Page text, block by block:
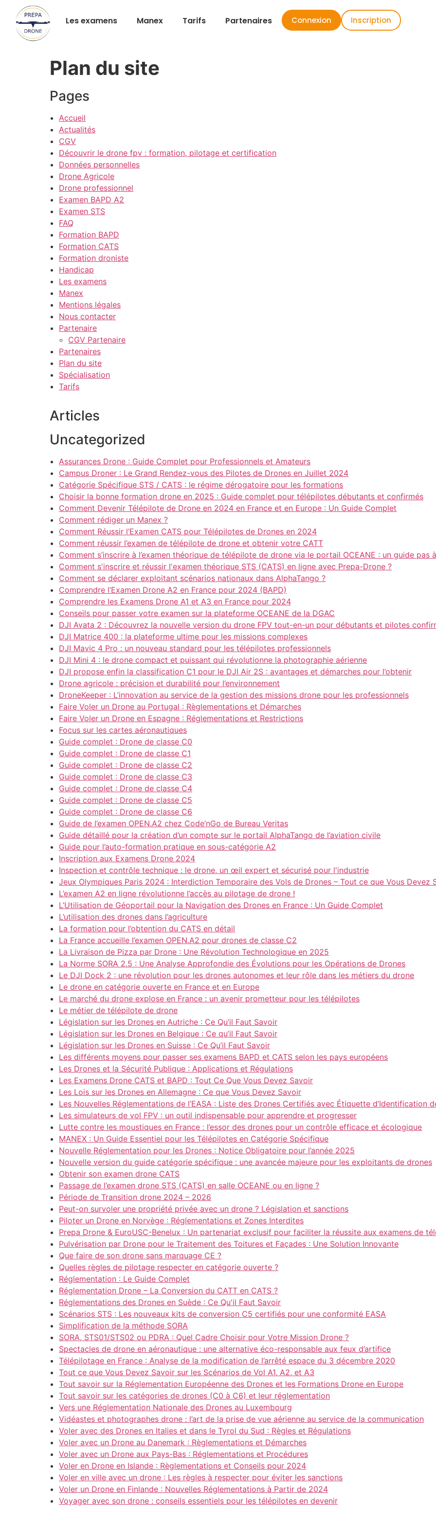
Les examens Manex Tarifs Partenaires Connexion Inscription
Plan du site
Pages
Accueil
Actualités
CGV
Découvrir le drone fpv : formation, pilotage et certification
Données personnelles
Drone Agricole
Drone professionnel
Examen BAPD A2
Examen STS
FAQ
Formation BAPD
Formation CATS
Formation droniste
Handicap
Les examens
Manex
Mentions légales
Nous contacter
Partenaire
CGV Partenaire
Partenaires
Plan du site
Spécialisation
Tarifs
Articles
Uncategorized
Assurances Drone : Guide Complet pour Professionnels et Amateurs
Campus Droner : Le Grand Rendez-vous des Pilotes de Drones en Juillet 2024
Catégorie Spécifique STS / CATS : le régime dérogatoire pour les formations
Choisir la bonne formation drone en 2025 : Guide complet pour télépilotes débutants et confirmés
Comment Devenir Télépilote de Drone en 2024 en France et en Europe : Un Guide Complet
Comment rédiger un Manex ?
Comment Réussir l’Examen CATS pour Télépilotes de Drones en 2024
Comment réussir l’examen de télépilote de drone et obtenir votre CATT
Comment s’inscrire à l’examen théorique de télépilote de drone via le portail OCEANE : un guide pas
Comment s'inscrire et réussir l'examen théorique STS (CATS) en ligne avec Prepa-Drone ?
Comment se déclarer exploitant scénarios nationaux dans AlphaTango ?
Comprendre l’Examen Drone A2 en France pour 2024 (BAPD)
Comprendre les Examens Drone A1 et A3 en France pour 2024
Conseils pour passer votre examen sur la plateforme OCEANE de la DGAC
DJI Avata 2 : Découvrez la nouvelle version du drone FPV tout-en-un pour débutants et pilotes
DJI Matrice 400 : la plateforme ultime pour les missions complexes
DJI Mavic 4 Pro : un nouveau standard pour les télépilotes professionnels
DJI Mini 4 : le drone compact et puissant qui révolutionne la photographie aérienne
DJI propose enfin la classification C1 pour le DJI Air 2S : avantages et démarches pour l’obtenir
Drone agricole : précision et durabilité pour l’environnement
DroneKeeper : L’innovation au service de la gestion des missions drone pour les professionnels
Faire Voler un Drone au Portugal : Règlementations et Démarches
Faire Voler un Drone en Espagne : Réglementations et Restrictions
Focus sur les cartes aéronautiques
Guide complet : Drone de classe C0
Guide complet : Drone de classe C1
Guide complet : Drone de classe C2
Guide complet : Drone de classe C3
Guide complet : Drone de classe C4
Guide complet : Drone de classe C5
Guide complet : Drone de classe C6
Guide de l’examen OPEN.A2 chez Code’nGo de Bureau Veritas
Guide détaillé pour la création d’un compte sur le portail AlphaTango de l’aviation civile
Guide pour l’auto-formation pratique en sous-catégorie A2
Inscription aux Examens Drone 2024
Inspection et contrôle technique : le drone, un œil expert et sécurisé pour l'industrie
Jeux Olympiques Paris 2024 : Interdiction Temporaire des Vols de Drones – Tout ce que Vous Devez
L’examen A2 en ligne révolutionne l’accès au pilotage de drone !
L’Utilisation de Géoportail pour la Navigation des Drones en France : Un Guide Complet
L’utilisation des drones dans l’agriculture
La formation pour l’obtention du CATS en détail
La France accueille l’examen OPEN.A2 pour drones de classe C2
La Livraison de Pizza par Drone : Une Révolution Technologique en 2025
La Norme SORA 2.5 : Une Analyse Approfondie des Évolutions pour les Opérations de Drones
Le DJI Dock 2 : une révolution pour les drones autonomes et leur rôle dans les métiers du drone
Le drone en catégorie ouverte en France et en Europe
Le marché du drone explose en France : un avenir prometteur pour les télépilotes
Le métier de télépilote de drone
Législation sur les Drones en Autriche : Ce Qu’il Faut Savoir
Législation sur les Drones en Belgique : Ce qu’il Faut Savoir
Législation sur les Drones en Suisse : Ce Qu’il Faut Savoir
Les différents moyens pour passer ses examens BAPD et CATS selon les pays européens
Les Drones et la Sécurité Publique : Applications et Régulations
Les Examens Drone CATS et BAPD : Tout Ce Que Vous Devez Savoir
Les Lois sur les Drones en Allemagne : Ce que Vous Devez Savoir
Les Nouvelles Réglementations de l’EASA : Liste des Drones Certifiés avec Étiquette d’Identification
Les simulateurs de vol FPV : un outil indispensable pour apprendre et progresser
Lutte contre les moustiques en France : l’essor des drones pour un contrôle efficace et écologique
MANEX : Un Guide Essentiel pour les Télépilotes en Catégorie Spécifique
Nouvelle Réglementation pour les Drones : Notice Obligatoire pour l’année 2025
Nouvelle version du guide catégorie spécifique : une avancée majeure pour les exploitants de drones
Obtenir son examen drone CATS
Passage de l’examen drone STS (CATS) en salle OCEANE ou en ligne ?
Période de Transition drone 2024 – 2026
Peut-on survoler une propriété privée avec un drone ? Législation et sanctions
Piloter un Drone en Norvège : Réglementations et Zones Interdites
Prepa Drone & EuroUSC-Benelux : Un partenariat exclusif pour faciliter la réussite aux examens de
Pulvérisation par Drone pour le Traitement des Toitures et Façades : Une Solution Innovante
Que faire de son drone sans marquage CE ?
Quelles règles de pilotage respecter en catégorie ouverte ?
Réglementation : Le Guide Complet
Réglementation Drone – La Conversion du CATT en CATS ?
Réglementations des Drones en Suède : Ce Qu'il Faut Savoir
Scénarios STS : Les nouveaux kits de conversion C5 certifiés pour une conformité EASA
Simplification de la méthode SORA
SORA, STS01/STS02 ou PDRA : Quel Cadre Choisir pour Votre Mission Drone ?
Spectacles de drone en aéronautique : une alternative éco-responsable aux feux d’artifice
Télépilotage en France : Analyse de la modification de l’arrêté espace du 3 décembre 2020
Tout ce que Vous Devez Savoir sur les Scénarios de Vol A1, A2, et A3
Tout savoir sur la Réglementation Européenne des Drones et les Formations Drone en Europe
Tout savoir sur les catégories de drones (C0 à C6) et leur réglementation
Vers une Réglementation Nationale des Drones au Luxembourg
Vidéastes et photographes drone : l’art de la prise de vue aérienne au service de la communication
Voler avec des Drones en Italies et dans le Tyrol du Sud : Règles et Régulations
Voler avec un Drone au Danemark : Règlementations et Démarches
Voler avec un Drone aux Pays-Bas : Réglementations et Procédures
Voler en Drone en Islande : Règlementations et Conseils pour 2024
Voler en ville avec un drone : Les règles à respecter pour éviter les sanctions
Voler un Drone en Finlande : Nouvelles Réglementations à Partir de 2024
Voyager avec son drone : conseils essentiels pour les télépilotes en devenir